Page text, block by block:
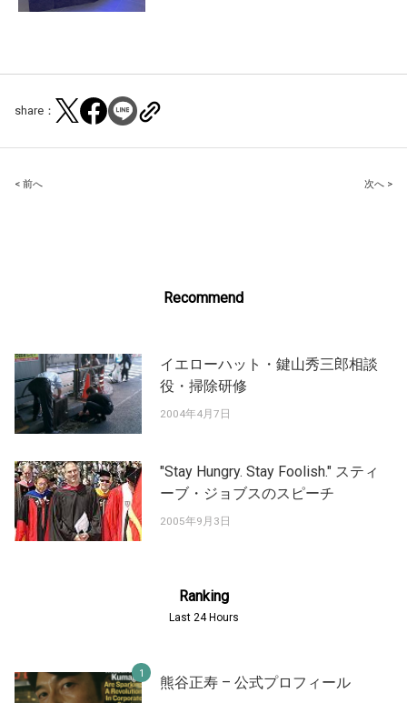
share：
Post
< 前へ 次へ >
Recommend
イエローハット・鍵山秀三郎相談
役・掃除研修
2004年4月7日
"Stay Hungry. Stay Foolish." スティ
ーブ・ジョブスのスピーチ
2005年9月3日
Ranking
Last 24 Hours
熊谷正寿 – 公式プロフィール